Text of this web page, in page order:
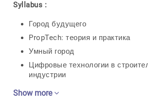
Syllabus :
Город будущего
PropTech: теория и практика
Умный город
Цифровые технологии в
индустрии
Show more